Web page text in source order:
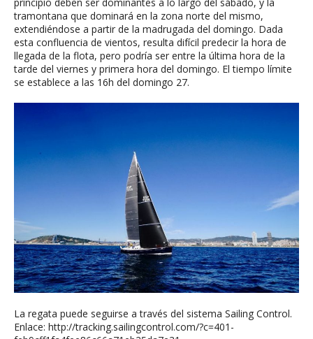
tramontana que dominará en la zona norte del mismo,
extendiéndose a partir de la madrugada del domingo. Dada
esta confluencia de vientos, resulta difícil predecir la hora de
llegada de la flota, pero podría ser entre la última hora de la
tarde del viernes y primera hora del domingo. El tiempo límite
se establece a las 16h del domingo 27.
La regata puede seguirse a través del sistema Sailing Control.
Enlace: http://tracking.sailingcontrol.com/?c=401-